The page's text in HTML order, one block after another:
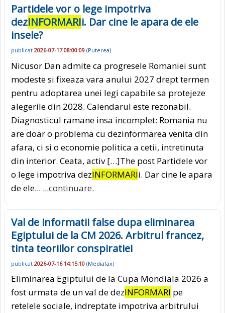
Partidele vor o lege impotriva
dezINFORMARIi. Dar cine le apara de ele
insele?
publicat 2026-07-17 08:00:09 (Puterea)
Nicusor Dan admite ca progresele Romaniei sunt
modeste si fixeaza vara anului 2027 drept termen
pentru adoptarea unei legi capabile sa protejeze
alegerile din 2028. Calendarul este rezonabil.
Diagnosticul ramane insa incomplet: Romania nu
are doar o problema cu dezinformarea venita din
afara, ci si o economie politica a cetii, intretinuta
din interior. Ceata, activ […]The post Partidele vor
o lege impotriva dezINFORMARIi. Dar cine le apara
de ele... ...continuare.
Val de informatii false dupa eliminarea
Egiptului de la CM 2026. Arbitrul francez,
tinta teoriilor conspiratiei
publicat 2026-07-16 14:15:10 (Mediafax)
Eliminarea Egiptului de la Cupa Mondiala 2026 a
fost urmata de un val de dezINFORMARI pe
retelele sociale, indreptate impotriva arbitrului